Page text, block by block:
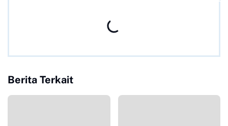
Berita Terkait